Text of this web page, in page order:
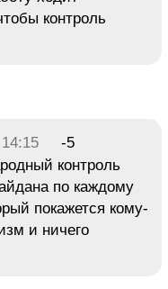
контроль
-5
контроль
по каждому
покажется кому-
и ничего